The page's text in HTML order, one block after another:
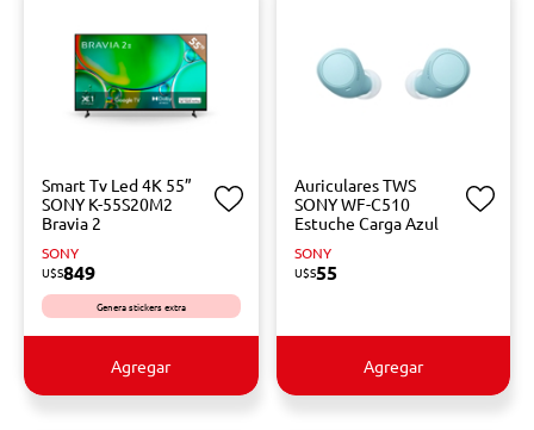
Smart Tv Led 4K 55”
SONY K-55S20M2
Bravia 2
SONY
U$S849
Genera stickers extra
Agregar
Auriculares TWS
SONY WF-C510
Estuche Carga Azul
SONY
U$S55
Agregar